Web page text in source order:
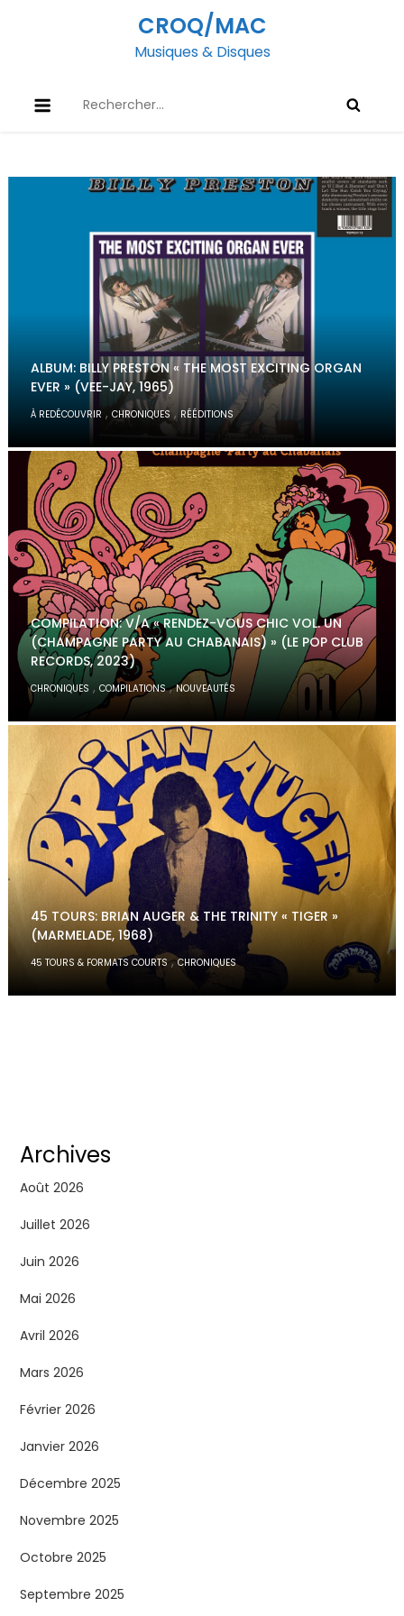
CROQ/MAC
Musiques & Disques
ALBUM: BILLY PRESTON « THE MOST EXCITING ORGAN
EVER » (VEE-JAY, 1965)
À REDÉCOUVRIR ,CHRONIQUES, RÉÉDITIONS
COMPILATION: V/A « RENDEZ-VOUS CHIC VOL. UN
(CHAMPAGNE PARTY AU CHABANAIS) » (LE POP CLUB
RECORDS, 2023)
CHRONIQUES ,COMPILATIONS,NOUVEAUTÉS
45 TOURS: BRIAN AUGER & THE TRINITY « TIGER »
(MARMELADE, 1968)
45 TOURS & FORMATS COURTS,CHRONIQUES
Archives
Août 2026
Juillet 2026
Juin 2026
Mai 2026
Avril 2026
Mars 2026
Février 2026
Janvier 2026
Décembre 2025
Novembre 2025
Octobre 2025
Septembre 2025